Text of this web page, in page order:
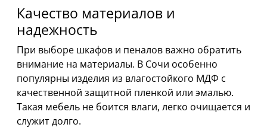
Качество материалов и
надежность
При выборе шкафов и пеналов важно обратить
внимание на материалы. В Сочи особенно
популярны изделия из влагостойкого МДФ с
качественной защитной пленкой или эмалью.
Такая мебель не боится влаги, легко очищается и
служит долго.